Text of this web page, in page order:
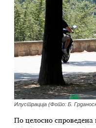
Илустрација (Фото: Б.
По целосно